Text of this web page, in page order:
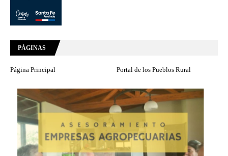
PÁGINAS
Página Principal Portal de los Pueblos Rural